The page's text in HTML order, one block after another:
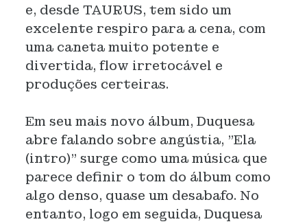
e, desde TAURUS, tem sido um
excelente respiro para a cena, com
uma caneta muito potente e
divertida, flow irretocável e
produções certeiras.
Em seu mais novo álbum, Duquesa
abre falando sobre angústia, "Ela
(intro)" surge como uma música que
parece definir o tom do álbum como
algo denso, quase um desabafo. No
entanto, logo em seguida, Duquesa